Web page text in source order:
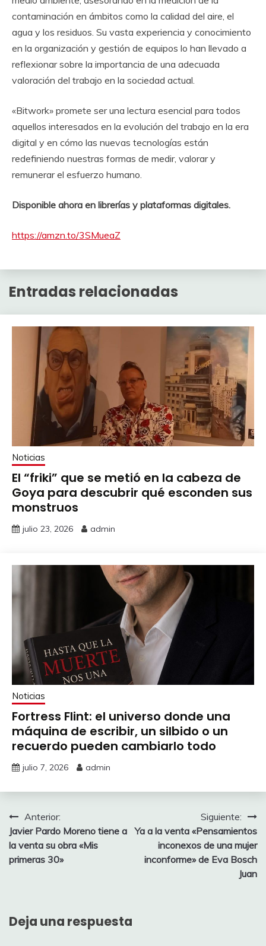
contaminación en ámbitos como la calidad del aire, el
agua y los residuos. Su vasta experiencia y conocimiento
en la organización y gestión de equipos lo han llevado a
reflexionar sobre la importancia de una adecuada
valoración del trabajo en la sociedad actual.
«Bitwork» promete ser una lectura esencial para todos
aquellos interesados en la evolución del trabajo en la era
digital y en cómo las nuevas tecnologías están
redefiniendo nuestras formas de medir, valorar y
remunerar el esfuerzo humano.
Disponible ahora en librerías y plataformas digitales.
https://amzn.to/3SMueaZ
Entradas relacionadas
Noticias
El “friki” que se metió en la cabeza de
Goya para descubrir qué esconden sus
monstruos
julio 23, 2026 admin
Noticias
Fortress Flint: el universo donde una
máquina de escribir, un silbido o un
recuerdo pueden cambiarlo todo
julio 7, 2026 admin
Navegación
de
entradas
Anterior:
Javier Pardo Moreno tiene a
la venta su obra «Mis
primeras 30»
Siguiente:
Ya a la venta «Pensamientos
inconexos de una mujer
inconforme» de Eva Bosch
Juan
Deja una respuesta